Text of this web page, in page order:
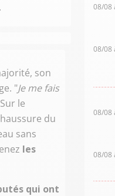
son
"Je me fais
le
du
sans
les
qui ont
08/08
08/08
08/08
08/08